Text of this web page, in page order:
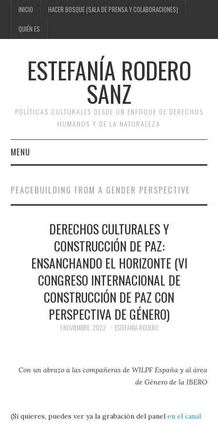
INICIO HACER BOSQUE (SALA DE PRENSA Y COLABORACIONES)
QUIÉN ES
ESTEFANÍA RODERO
SANZ
POLÍTICAS CULTURALES DESDE UN ENFOQUE DE DERECHOS
HUMANOS Y DE LA NATURALEZA
MENU
HACER BOSQUE (SALA DE
PRENSA Y
COLABORACIONES)
QUIÉN ES
PEACEBUILDING FROM A GENDER PERSPECTIVE
DERECHOS CULTURALES Y
CONSTRUCCIÓN DE PAZ:
ENSANCHANDO EL HORIZONTE (VI
CONGRESO INTERNACIONAL DE
CONSTRUCCIÓN DE PAZ CON
PERSPECTIVA DE GÉNERO)
1 NOVIEMBRE, 2022 ESTEFANÍA RODERO
Con un abrazo a las compañeras de WILPF España y al área
de Género de la IBERO
(Si quieres, puedes ver ya la grabación del panelen el canal